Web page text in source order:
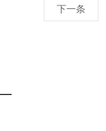
下一条